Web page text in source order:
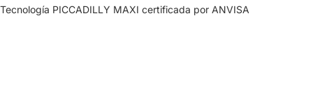
Tecnología PICCADILLY MAXI certificada por ANVISA